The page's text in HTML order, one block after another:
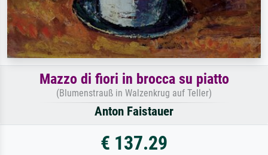
Mazzo di fiori in brocca su piatto
(Blumenstrauß in Walzenkrug auf Teller)
Anton Faistauer
€ 137.29